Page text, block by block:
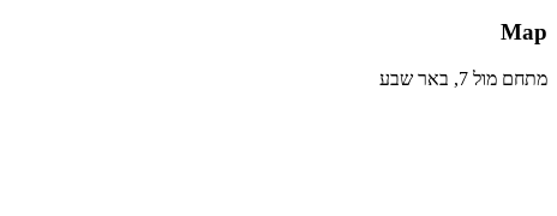
Map
מתחם מול 7, באר שבע